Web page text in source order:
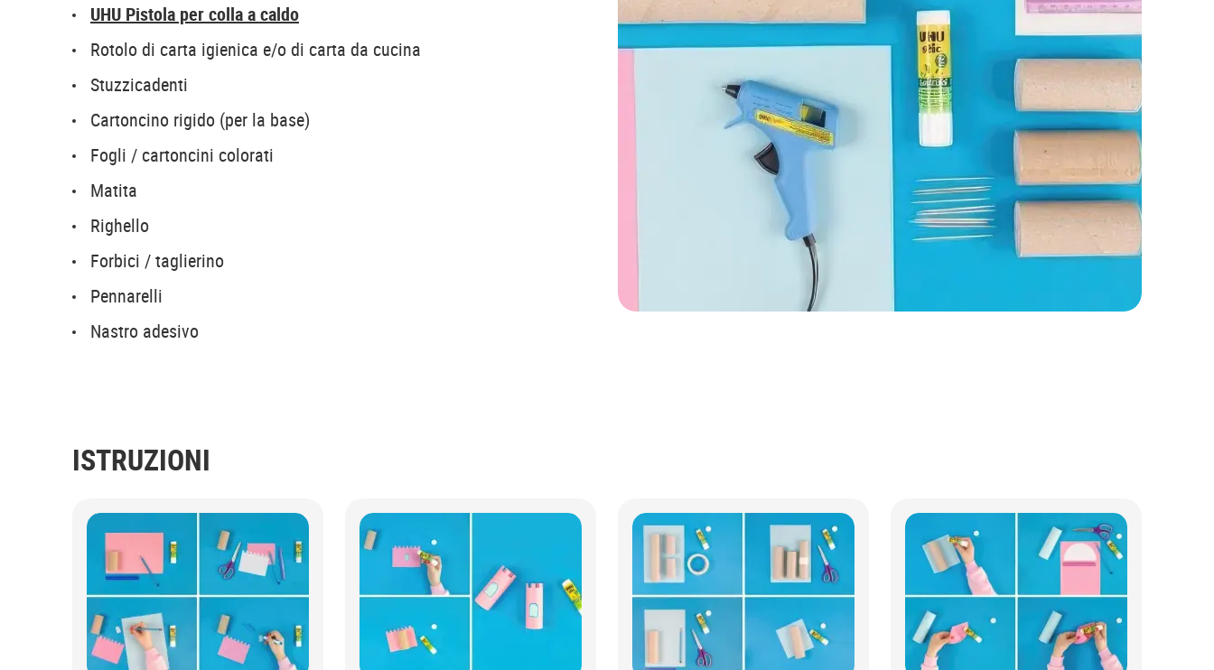
UHU Pistola per colla a caldo
Rotolo di carta igienica e/o di carta da cucina
Stuzzicadenti
Cartoncino rigido (per la base)
Fogli / cartoncini colorati
Matita
Righello
Forbici / taglierino
Pennarelli
Nastro adesivo
ISTRUZIONI